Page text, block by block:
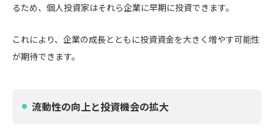
るため、個人投資家はそれら企業に早期に投資できます。
これにより、企業の成長とともに投資資金を大きく増やす可能性
が期待できます。
流動性の向上と投資機会の拡大